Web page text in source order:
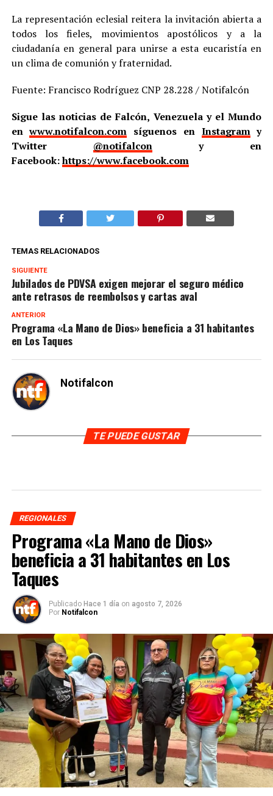
La representación eclesial reitera la invitación abierta a
todos los fieles, movimientos apostólicos y a la
ciudadanía en general para unirse a esta eucaristía en
un clima de comunión y fraternidad.
Fuente: Francisco Rodríguez CNP 28.228 / Notifalcón
Sigue las noticias de Falcón, Venezuela y el Mundo
enwww.notifalcon.com síguenos en Instagramy
Twitter @notifalcony en
Facebook:https://www.facebook.com
TEMAS RELACIONADOS
SIGUIENTE
Jubilados de PDVSA exigen mejorar el seguro médico
ante retrasos de reembolsos y cartas aval
ANTERIOR
Programa «La Mano de Dios» beneficia a 31 habitantes
en Los Taques
Notifalcon
TE PUEDE GUSTAR
REGIONALES
Programa «La Mano de Dios»
beneficia a 31 habitantes en Los
Taques
Publicado Hace 1 día on agosto 7, 2026
Por Notifalcon